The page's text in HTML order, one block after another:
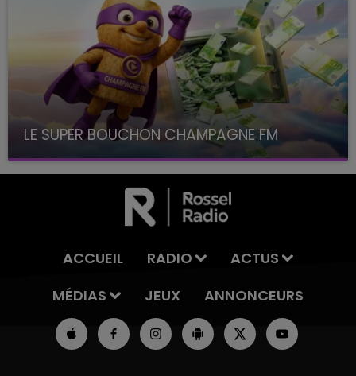
LE SUPER BOUCHON CHAMPAGNE FM
avec La Famille Champagne FM, à 8H10
ACCUEIL RADIO
ACTUS
MÉDIAS
JEUX ANNONCEURS